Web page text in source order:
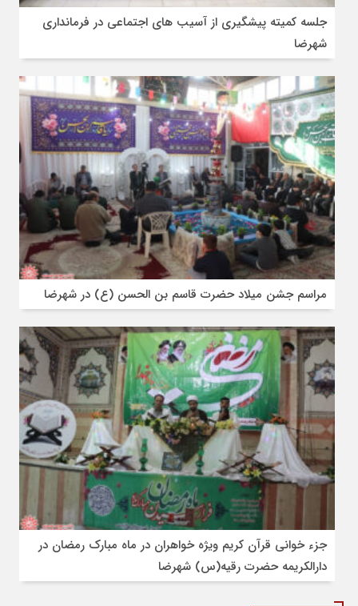
جلسه کمیته پیشگیری از آسیب های اجتماعی در فرمانداری
شهرضا
مراسم جشن میلاد حضرت قاسم بن الحسن (ع) در شهرضا
جزء خوانی قرآن کریم ویژه خواهران در ماه مبارک رمضان در
دارالکریمه حضرت رقیه(س) شهرضا